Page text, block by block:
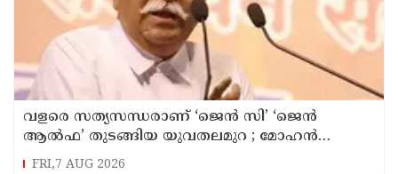
വളരെ സത്യസന്ധരാണ് ‘ജെൻ സി’ ‘ജെൻ
ആൽഫ’ തുടങ്ങിയ യുവതലമുറ ; മോഹൻ
ഭാഗവത്
FRI,7 AUG 2026